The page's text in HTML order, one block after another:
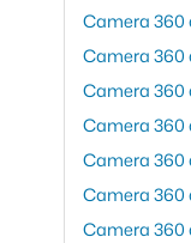
Camera 360
Camera 360
Camera 360
Camera 360
Camera 360
Camera 360
Camera 360